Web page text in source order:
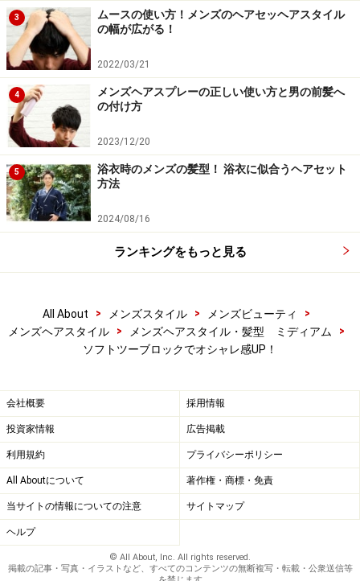
3
ムースの使い方！メンズのヘアセッヘアスタイル
の幅が広がる！
2022/03/21
4
メンズヘアスプレーの正しい使い方と男の前髪へ
の付け方
2023/12/20
5
浴衣時のメンズの髪型！ 浴衣に似合うヘアセット
方法
2024/08/16
ランキングをもっと見る
All About > メンズスタイル > メンズビューティ
>
メンズヘアスタイル
> メンズヘアスタイル・髪型 ミディアム
>
ソフトツーブロックでオシャレ感UP！
会社概要 採用情報
投資家情報 広告掲載
利用規約 プライバシーポリシー
All Aboutについて 著作権・商標・免責
当サイトの情報についての注意 サイトマップ
ヘルプ
© All About, Inc. All rights reserved.
掲載の記事・写真・イラストなど、すべてのコンテンツの無断複写・転載・公衆送信等